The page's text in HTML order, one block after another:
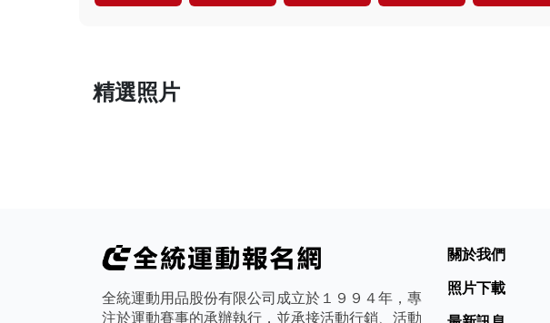
精選照片
全統運動用品股份有限公司成立於１９９４年，專
注於運動賽事的承辦執行，並承接活動行銷、活動
關於我們
照片下載